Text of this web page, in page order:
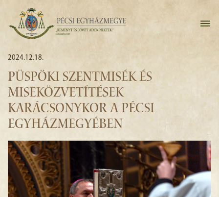
2024.12.18.
PÜSPÖKI SZENTMISÉK ÉS
MISEKÖZVETÍTÉSEK
KARÁCSONYKOR A PÉCSI
EGYHÁZMEGYÉBEN